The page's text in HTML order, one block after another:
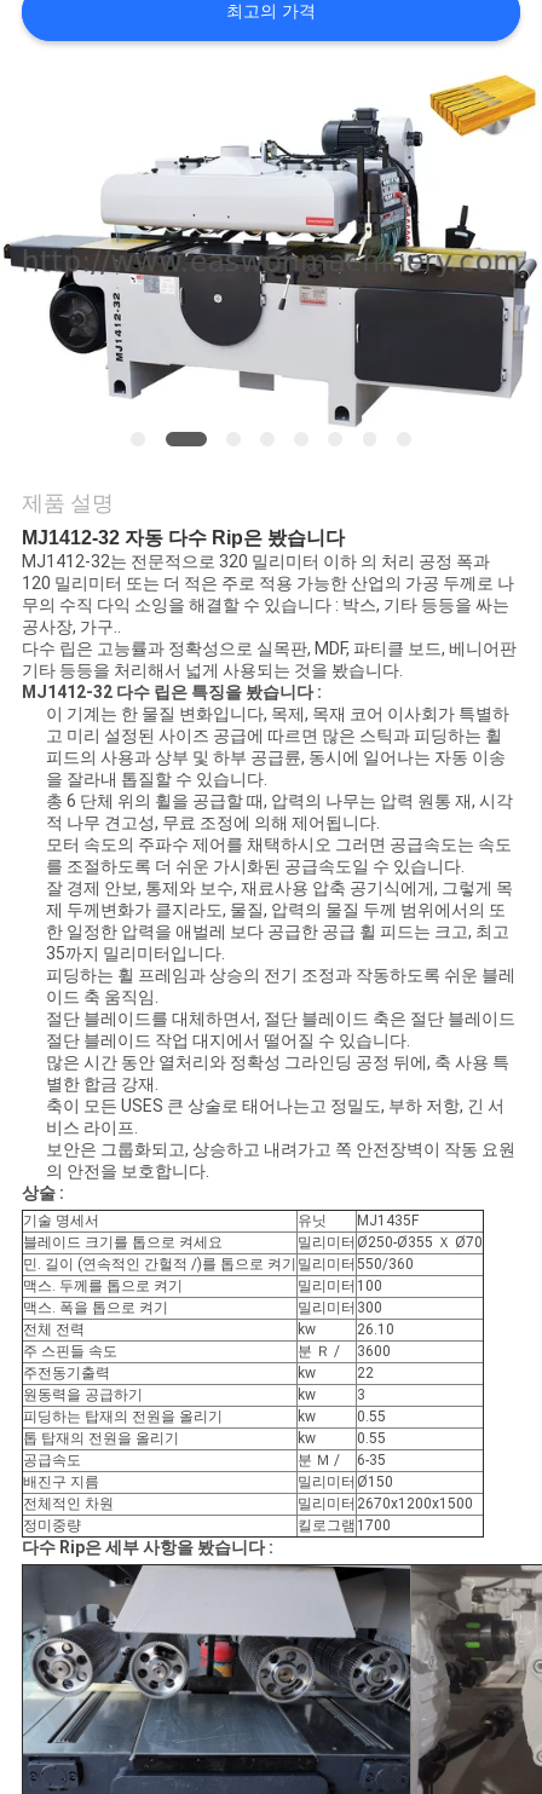
질
락
뉴
스
인
용
문
을
요
구
하
세
요
트
맵
PRIVACY
POLICY
최고의 가격
제품 설명
MJ1412-32 자동 다수 Rip은 봤습니다
MJ1412-32는 전문적으로 320 밀리미터 이하 의 처리 공정 폭과
120 밀리미터 또는 더 적은 주로 적용 가능한 산업의 가공 두께로 나
무의 수직 다익 소잉을 해결할 수 있습니다 : 박스, 기타 등등을 싸는
공사장, 가구..
다수 립은 고능률과 정확성으로 실목판, MDF, 파티클 보드, 베니어판
기타 등등을 처리해서 넓게 사용되는 것을 봤습니다.
MJ1412-32 다수 립은 특징을 봤습니다 :
이 기계는 한 물질 변화입니다, 목제, 목재 코어 이사회가 특별하
고 미리 설정된 사이즈 공급에 따르면 많은 스틱과 피딩하는 휠
피드의 사용과 상부 및 하부 공급륜, 동시에 일어나는 자동 이송
을 잘라내 톱질할 수 있습니다.
총 6 단체 위의 휠을 공급할 때, 압력의 나무는 압력 원통 재, 시각
적 나무 견고성, 무료 조정에 의해 제어됩니다.
모터 속도의 주파수 제어를 채택하시오 그러면 공급속도는 속도
를 조절하도록 더 쉬운 가시화된 공급속도일 수 있습니다.
잘 경제 안보, 통제와 보수, 재료사용 압축 공기식에게, 그렇게 목
제 두께변화가 클지라도, 물질, 압력의 물질 두께 범위에서의 또
한 일정한 압력을 애벌레 보다 공급한 공급 휠 피드는 크고, 최고
35까지 밀리미터입니다.
피딩하는 휠 프레임과 상승의 전기 조정과 작동하도록 쉬운 블레
이드 축 움직임.
절단 블레이드를 대체하면서, 절단 블레이드 축은 절단 블레이드
절단 블레이드 작업 대지에서 떨어질 수 있습니다.
많은 시간 동안 열처리와 정확성 그라인딩 공정 뒤에, 축 사용 특
별한 합금 강재.
축이 모든 USES 큰 상술로 태어나는고 정밀도, 부하 저항, 긴 서
비스 라이프.
보안은 그룹화되고, 상승하고 내려가고 쪽 안전장벽이 작동 요원
의 안전을 보호합니다.
상술 :
기술 명세서 유닛
MJ1435F
블레이드 크기를 톱으로 켜세요
밀리미터 Ø250-Ø355 Ｘ Ø70
민. 길이 (연속적인 간헐적 /)를 톱으로 켜기 밀리미터 550/360
맥스. 두께를 톱으로 켜기
밀리미터 100
맥스. 폭을 톱으로 켜기
밀리미터 300
전체 전력
kw
26.10
주 스핀들 속도
분 Ｒ /
3600
주전동기출력
kw
22
원동력을 공급하기
kw
3
피딩하는 탑재의 전원을 올리기
kw
0.55
톱 탑재의 전원을 올리기
kw
0.55
공급속도
분 Ｍ /
6-35
배진구 지름
밀리미터 Ø150
전체적인 차원
밀리미터 2670x1200x1500
정미중량
킬로그램 1700
다수 Rip은 세부 사항을 봤습니다 :